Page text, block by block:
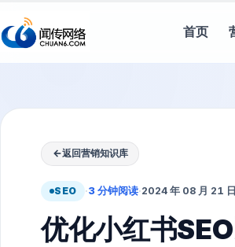
首页
←返回营销知识库
SEO ·3 分钟阅读·2024 年 08 月 21 日
优化小红书